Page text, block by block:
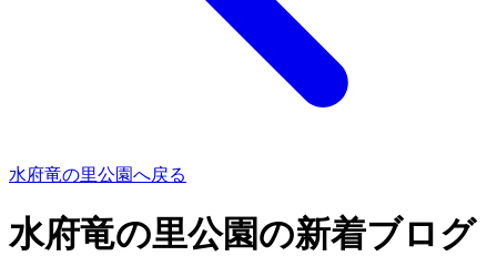
水府竜の里公園へ戻る
水府竜の里公園の新着ブログ